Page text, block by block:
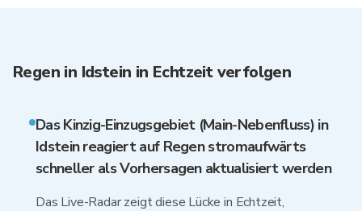
Regen in Idstein in Echtzeit verfolgen
Das Kinzig-Einzugsgebiet (Main-Nebenfluss) in
Idstein reagiert auf Regen stromaufwärts
schneller als Vorhersagen aktualisiert werden
Das Live-Radar zeigt diese Lücke in Echtzeit,